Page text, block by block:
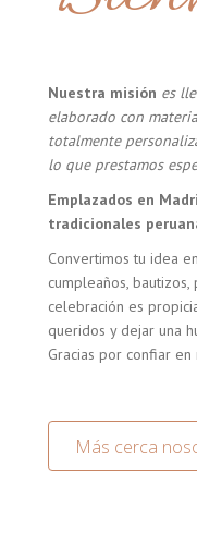
Nuestra misión es
elaborado con
totalmente
lo que prestamos
Emplazados en
tradicionales
Convertimos tu idea
cumpleaños,
celebración es
queridos y dejar una
Gracias por confiar en
Más cerca